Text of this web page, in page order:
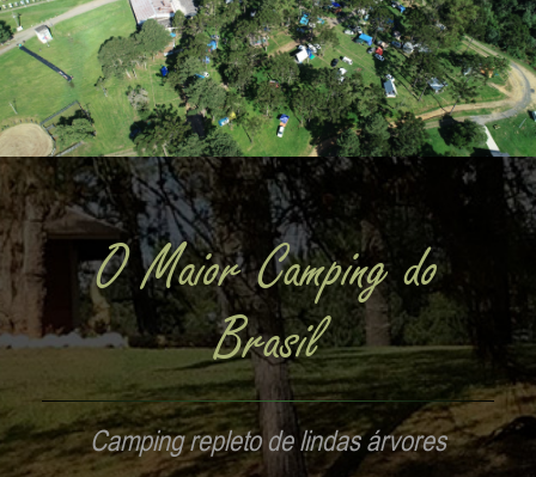
O Maior Camping do
Brasil